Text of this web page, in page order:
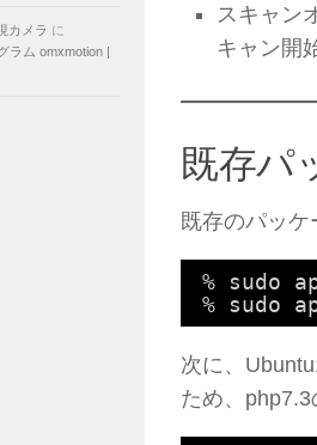
スキャン
キャン開
既存パ
既存のパッ
% sudo
% sudo
次に、
ため、
カメラ に
ラム omxmotion |